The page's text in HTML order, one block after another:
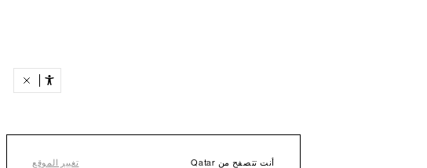
أنت تتصفح من Qatar
تغيير الموقع